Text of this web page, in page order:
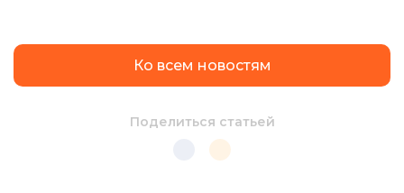
Ко всем новостям
Поделиться статьей